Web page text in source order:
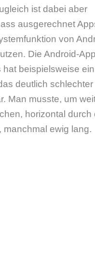
ist dabei aber
ausgerechnet
von
Die Android-
hat beispielsweise
deutlich schlechter
Man musste, um
horizontal durch
manchmal ewig lang.